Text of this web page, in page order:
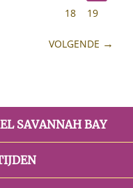
18
19
VOLGENDE
SAVANNAH BAY